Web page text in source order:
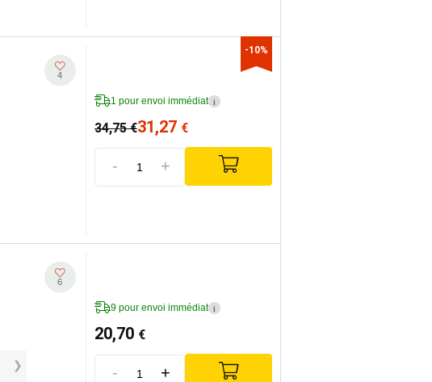
4
1 pour envoi immédiat i
34,75€31,27 €
- +
-10%
6
9 pour envoi immédiat i
20,70 €
- +